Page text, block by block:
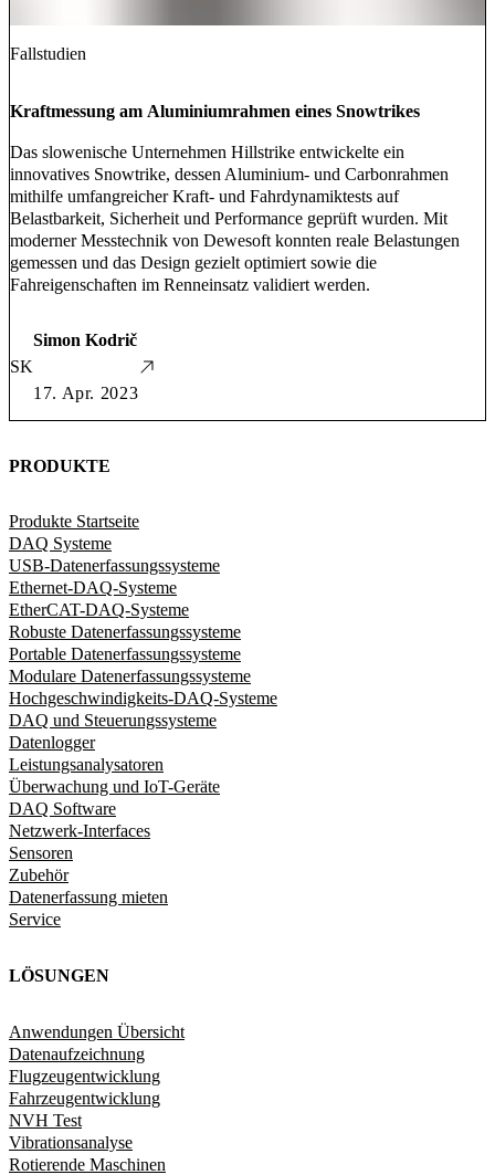
Fallstudien
Kraftmessung am Aluminiumrahmen eines Snowtrikes
Das slowenische Unternehmen Hillstrike entwickelte ein
innovatives Snowtrike, dessen Aluminium- und Carbonrahmen
mithilfe umfangreicher Kraft- und Fahrdynamiktests auf
Belastbarkeit, Sicherheit und Performance geprüft wurden. Mit
moderner Messtechnik von Dewesoft konnten reale Belastungen
gemessen und das Design gezielt optimiert sowie die
Fahreigenschaften im Renneinsatz validiert werden.
SK
Simon Kodrič
17. Apr. 2023
PRODUKTE
Produkte Startseite
DAQ Systeme
USB-Datenerfassungssysteme
Ethernet-DAQ-Systeme
EtherCAT-DAQ-Systeme
Robuste Datenerfassungssysteme
Portable Datenerfassungssysteme
Modulare Datenerfassungssysteme
Hochgeschwindigkeits-DAQ-Systeme
DAQ und Steuerungssysteme
Datenlogger
Leistungsanalysatoren
Überwachung und IoT-Geräte
DAQ Software
Netzwerk-Interfaces
Sensoren
Zubehör
Datenerfassung mieten
Service
LÖSUNGEN
Anwendungen Übersicht
Datenaufzeichnung
Flugzeugentwicklung
Fahrzeugentwicklung​
NVH Test
Vibrationsanalyse
Rotierende Maschinen